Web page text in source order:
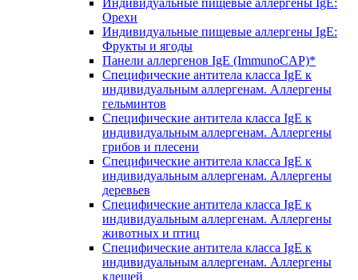
Индивидуальные пищевые аллергены IgE:
Орехи
Индивидуальные пищевые аллергены IgE:
Фрукты и ягоды
Панели аллергенов IgE (ImmunoCAP)*
Специфические антитела класса IgE к
индивидуальным аллергенам. Аллергены
гельминтов
Специфические антитела класса IgE к
индивидуальным аллергенам. Аллергены
грибов и плесени
Специфические антитела класса IgE к
индивидуальным аллергенам. Аллергены
деревьев
Специфические антитела класса IgE к
индивидуальным аллергенам. Аллергены
животных и птиц
Специфические антитела класса IgE к
индивидуальным аллергенам. Аллергены
клещей